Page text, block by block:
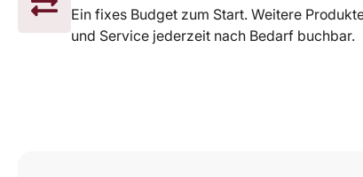
Ein fixes Budget zum Start. Weitere
und Service jederzeit nach Bedarf buchbar.